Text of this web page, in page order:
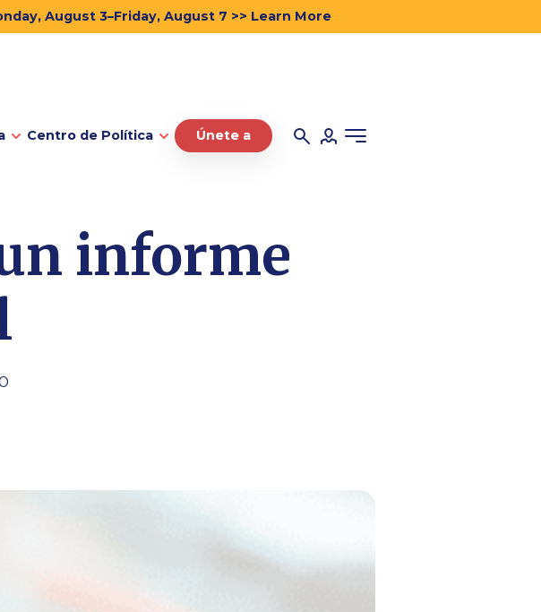
August 3–Friday, August 7 >> Learn More
Centro de Política Únete a
informe